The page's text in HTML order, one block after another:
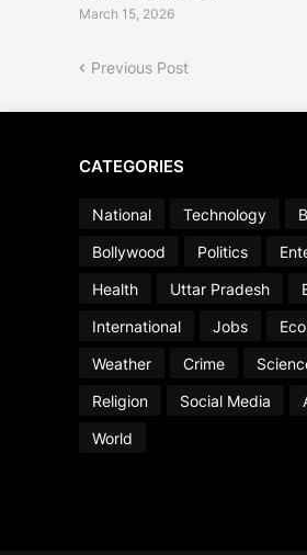
March 15, 2026
Previous Post
CATEGORIES
National Technology
Bollywood
Politics
Health
Uttar Pradesh
International
Jobs
Weather
Crime
Religion
Social Media
World